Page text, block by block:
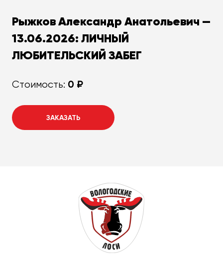
Рыжков Александр Анатольевич —
13.06.2026: ЛИЧНЫЙ
ЛЮБИТЕЛЬСКИЙ ЗАБЕГ
Стоимость: 0 ₽
ЗАКАЗАТЬ